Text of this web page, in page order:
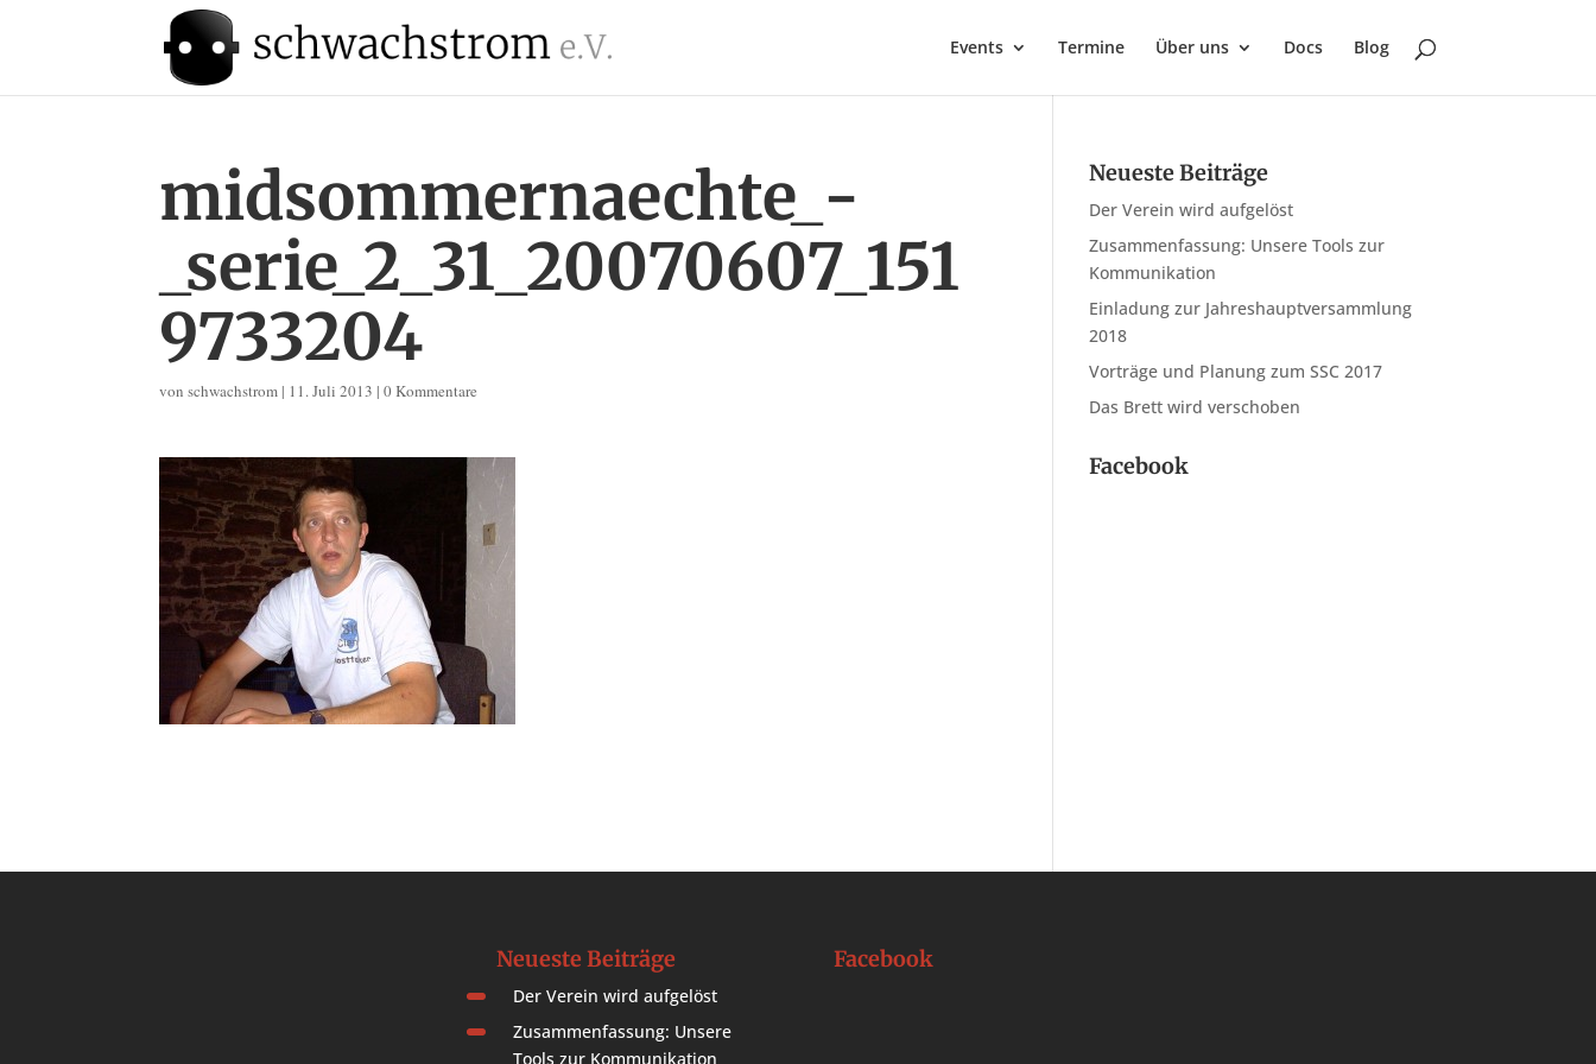
Events Termine Über uns Docs Blog
midsommernaechte_-
_serie_2_31_20070607_151
9733204
vonschwachstrom | 11. Juli 2013 |0 Kommentare
Neueste Beiträge
Der Verein wird aufgelöst
Zusammenfassung: Unsere Tools zur
Kommunikation
Einladung zur Jahreshauptversammlung
2018
Vorträge und Planung zum SSC 2017
Das Brett wird verschoben
Facebook
Neueste Beiträge
Der Verein wird aufgelöst
Zusammenfassung: Unsere
Tools zur Kommunikation
Facebook